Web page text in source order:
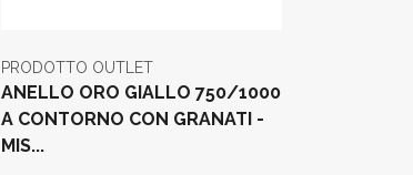
PRODOTTO OUTLET
ANELLO ORO GIALLO 750/1000
A CONTORNO CON GRANATI -
MIS...